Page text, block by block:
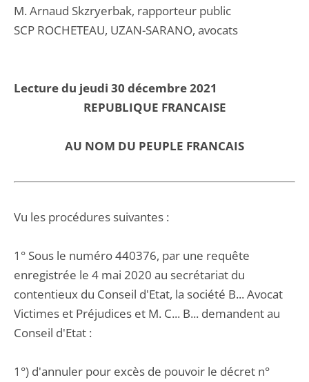
M. Arnaud Skzryerbak, rapporteur public
SCP ROCHETEAU, UZAN-SARANO, avocats
Lecture du jeudi 30 décembre 2021
REPUBLIQUE FRANCAISE
AU NOM DU PEUPLE FRANCAIS
Vu les procédures suivantes :
1° Sous le numéro 440376, par une requête
enregistrée le 4 mai 2020 au secrétariat du
contentieux du Conseil d'Etat, la société B... Avocat
Victimes et Préjudices et M. C... B... demandent au
Conseil d'Etat :
1°) d'annuler pour excès de pouvoir le décret n°